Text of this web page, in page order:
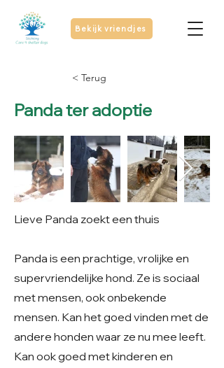
Bekijk vriendjes
< Terug
Panda ter adoptie
Lieve Panda zoekt een thuis
Panda is een prachtige, vrolijke en
supervriendelijke hond. Ze is sociaal
met mensen, ook onbekende
mensen. Kan het goed vinden met de
andere honden waar ze nu mee leeft.
Kan ook goed met kinderen en